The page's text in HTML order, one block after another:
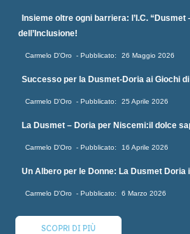
Insieme oltre ogni barriera: l’I.C. “Dusmet
dell’Inclusione!
Carmelo D'Oro 26 Maggio 2026
Successo per la Dusmet-Doria ai Giochi
Carmelo D'Oro 25 Aprile 2026
La Dusmet – Doria per Niscemi:il dolce
Carmelo D'Oro 16 Aprile 2026
Un Albero per le Donne: La Dusmet Doria
Carmelo D'Oro 6 Marzo 2026
SCOPRI DI PIÙ